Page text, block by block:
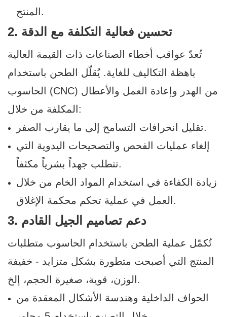
المنتج.
2. تحسين فعالية التكلفة مع الدقة
تُعدّ عواقب أخطاء الصناعات ذات القيمة العالية
باهظة التكاليف للغاية. يُقلّل الطحن باستخدام
الحاسوب (CNC) من الهدر وإعادة العمل والأعطال
المكلفة من خلال:
تقليل انحرافات التسامح إلى ما يقارب الصفر.
إلغاء عمليات الفحص والتصحيحات اليدوية التي
تتطلب جهداً بشرياً مكثفاً.
زيادة الكفاءة في استخدام المواد الخام من خلال
العمل في عملية تحكم محكمة الإغلاق.
3. دعم تصاميم الجيل القادم
تُكمّل عملية الطحن باستخدام الحاسوب متطلبات
المنتج التي أصبحت متطورة بشكل متزايد - خفيفة
الوزن، قوية، صغيرة الحجم، إلخ.
الحواف الداخلية وهندسة الأشكال المعقدة من